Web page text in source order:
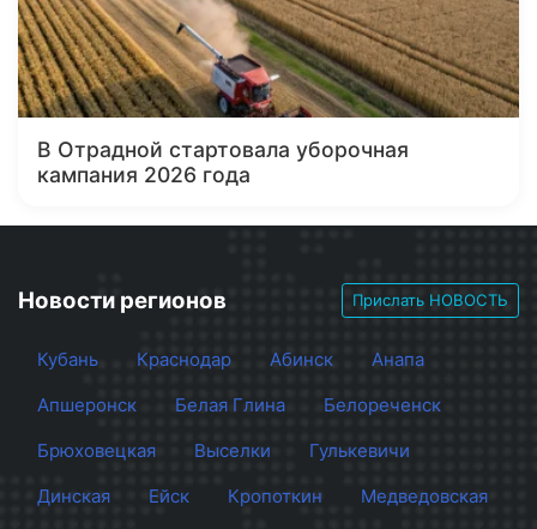
В Отрадной стартовала уборочная
кампания 2026 года
Новости регионов Прислать НОВОСТЬ
Кубань Краснодар Абинск
Анапа
Апшеронск
Белая Глина
Белореченск
Брюховецкая
Выселки
Гулькевичи
Динская
Ейск Кропоткин
Медведовская